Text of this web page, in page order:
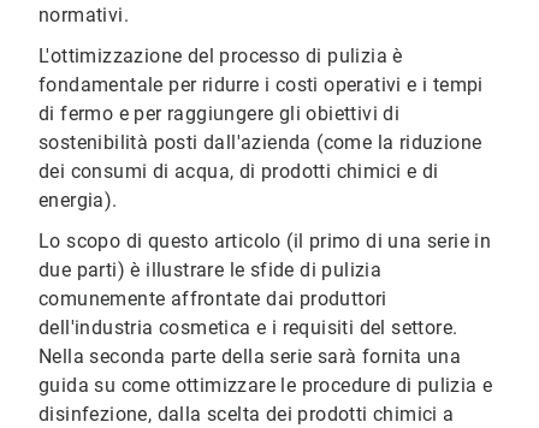
normativi.
L'ottimizzazione del processo di pulizia è
fondamentale per ridurre i costi operativi e i tempi
di fermo e per raggiungere gli obiettivi di
sostenibilità posti dall'azienda (come la riduzione
dei consumi di acqua, di prodotti chimici e di
energia).
Lo scopo di questo articolo (il primo di una serie in
due parti) è illustrare le sfide di pulizia
comunemente affrontate dai produttori
dell'industria cosmetica e i requisiti del settore.
Nella seconda parte della serie sarà fornita una
guida su come ottimizzare le procedure di pulizia e
disinfezione, dalla scelta dei prodotti chimici a